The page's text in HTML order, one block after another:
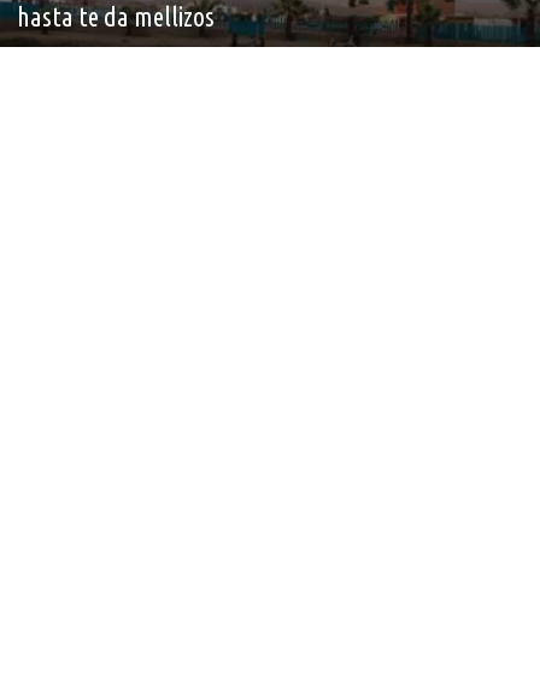
hasta te da mellizos